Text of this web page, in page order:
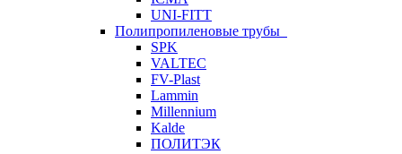
UNI-FITT
Полипропиленовые трубы
SPK
VALTEC
FV-Plast
Lammin
Millennium
Kalde
ПОЛИТЭК